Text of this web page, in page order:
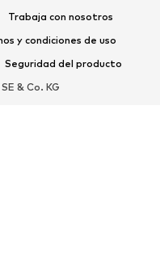
de casa
Trabaja con nosotros
y condiciones de uso
Seguridad del producto
& Co. KG